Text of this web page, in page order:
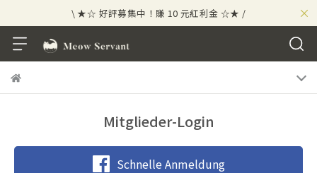
×
\ ★☆ 好評募集中！賺 10 元紅利金 ☆★ /
⟡⣠𝘄𝗲𝗹𝗰𝗼𝗺𝗲 ⁘ 新會員贈 50 元紅利金
\ ★☆ 好評募集中！賺 10 元紅利金 ☆★ /
Mitglieder-Login
Schnelle Anmeldung